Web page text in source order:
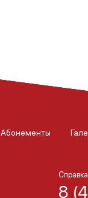
Абонементы
8